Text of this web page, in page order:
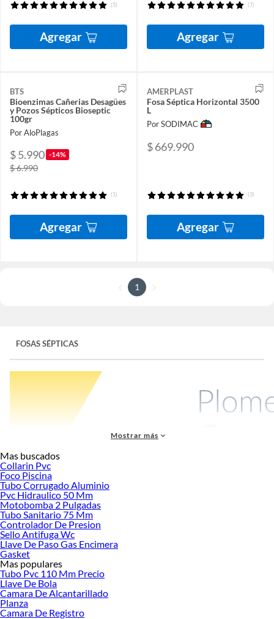
(5)
Agregar
(7)
Agregar
BTS
Bioenzimas Cañerias Desagües
y Pozos Sépticos Bioseptic
100gr
Por AloPlagas
$ 5.990 -14%
$ 6.990
(1)
Agregar
AMERPLAST
Fosa Séptica Horizontal 3500
L
Por SODIMAC
$ 669.990
(3)
Agregar
1
FOSAS SÉPTICAS
Una fosa séptica es un sistema para tratar aguas residuales domésticas en lugares
sin conexión a alcantarillado, como parcelas, viviendas rurales o proyectos
aislados. Su función principal es separar y decantar residuos de aguas grises y
negras antes de su disposición final, ayudando a un manejo sanitario más seguro
y eficiente.
Resumen rápido
Capacidades disponibles: 1200 L, 2400 L, 2800 L, 3500 L y hasta 6500 L.
Marca principal destacada: Amerplast.
Tipos de productos: fosas sépticas tricapa, fosas sépticas horizontales, kits
completos y plantas de tratamiento.
Accesorios relacionados: cámaras desgrasadoras, cámaras de inspección,
Mostrar más
Mas buscados
Collarin Pvc
Foco Piscina
Tubo Corrugado Aluminio
Pvc Hidraulico 50 Mm
Motobomba 2 Pulgadas
Tubo Sanitario 75 Mm
Controlador De Presion
Sello Antifuga Wc
Llave De Paso Gas Encimera
Gasket
Mas populares
Tubo Pvc 110 Mm Precio
Llave De Bola
Camara De Alcantarillado
Planza
Camara De Registro